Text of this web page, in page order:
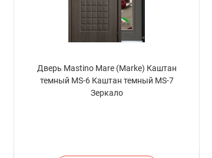
Дверь Mastino Mare (Marke) Каштан
темный MS-6 Каштан темный MS-7
Зеркало